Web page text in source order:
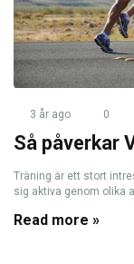
3 år ago 0
Så påverkar
Träning är ett stort
sig aktiva genom olika
Read more »